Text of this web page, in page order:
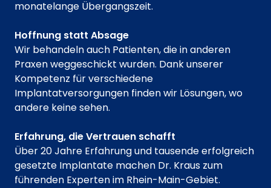
monatelange Übergangszeit.
Hoffnung statt Absage
Wir behandeln auch Patienten, die in anderen
Praxen weggeschickt wurden. Dank unserer
Kompetenz für verschiedene
Implantatversorgungen finden wir Lösungen, wo
andere keine sehen.
Erfahrung, die Vertrauen schafft
Über 20 Jahre Erfahrung und tausende erfolgreich
gesetzte Implantate machen Dr. Kraus zum
führenden Experten im Rhein-Main-Gebiet.